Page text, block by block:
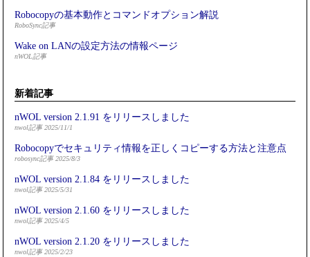
Robocopyの基本動作とコマンドオプション解説
RoboSync記事
Wake on LANの設定方法の情報ページ
nWOL記事
新着記事
nWOL version 2.1.91 をリリースしました
nwol記事 2025/11/1
Robocopyでセキュリティ情報を正しくコピーする方法と注意点
robosync記事 2025/8/3
nWOL version 2.1.84 をリリースしました
nwol記事 2025/5/31
nWOL version 2.1.60 をリリースしました
nwol記事 2025/4/5
nWOL version 2.1.20 をリリースしました
nwol記事 2025/2/23